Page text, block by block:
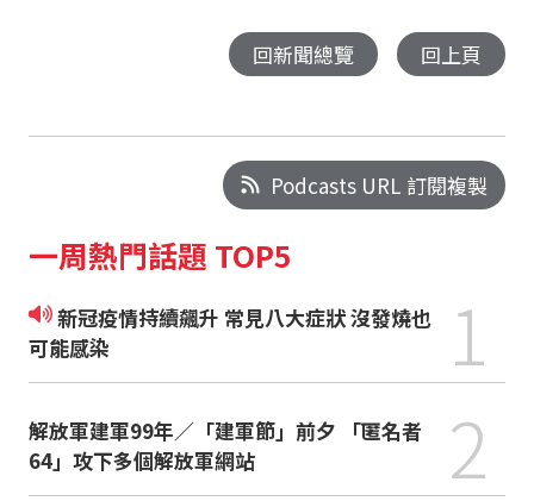
回新聞總覽 回上頁
Podcasts URL 訂閱複製
一周熱門話題 TOP5
新冠疫情持續飆升 常見八大症狀 沒發燒也
可能感染
1
解放軍建軍99年／「建軍節」前夕 「匿名者
64」攻下多個解放軍網站
2